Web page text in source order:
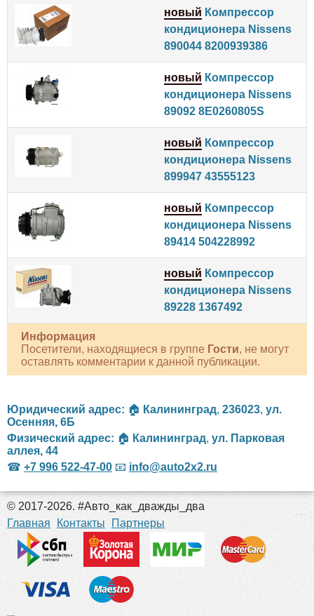
новый Компрессор
кондиционера Nissens
890044 8200939386
новый Компрессор
кондиционера Nissens
89092 8E0260805S
новый Компрессор
кондиционера Nissens
899947 43555123
новый Компрессор
кондиционера Nissens
89414 504228992
новый Компрессор
кондиционера Nissens
89228 1367492
Информация
Посетители, находящиеся в группе Гости, не могут
оставлять комментарии к данной публикации.
Юридический адрес: 🏠 Калининград, 236023, ул.
Осенняя, 6Б
Физический адрес: 🏠 Калининград, ул. Парковая
аллея, 44
☎ +7 996 522-47-00 📧 info@auto2x2.ru
© 2017-2026. #Авто_как_дважды_два
Главная
Контакты Партнеры